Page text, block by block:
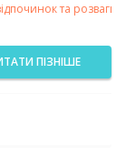
та розваги
ПІЗНІШЕ